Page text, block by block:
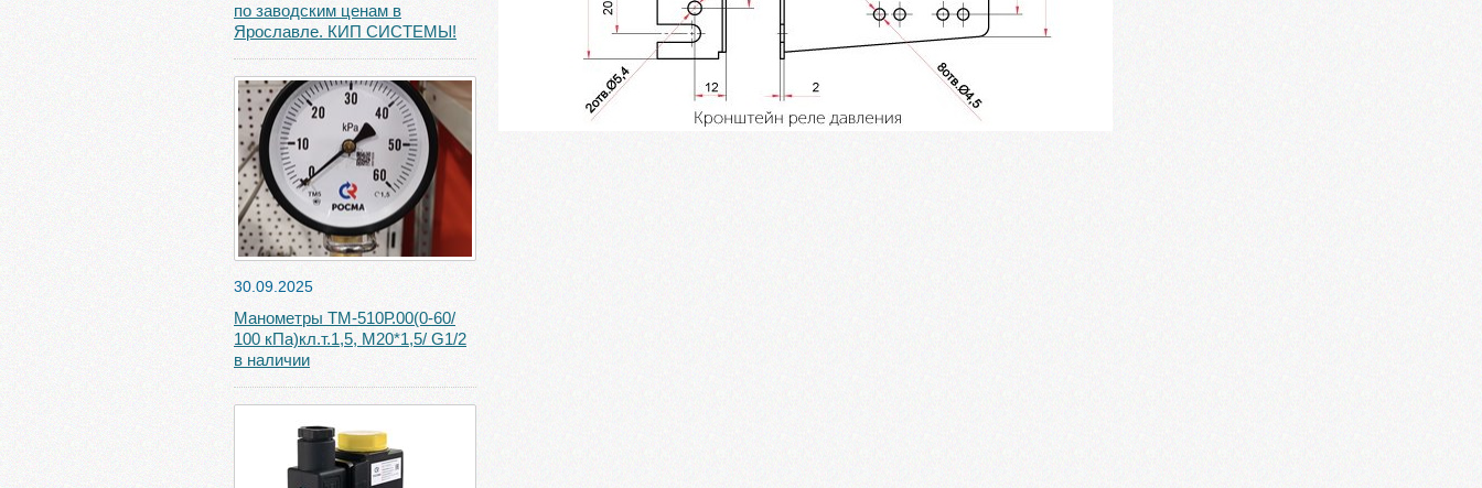
по заводским ценам в
Ярославле. КИП СИСТЕМЫ!
30.09.2025
Манометры ТМ-510Р.00(0-60/
100 кПа)кл.т.1,5, М20*1,5/ G1/2
в наличии